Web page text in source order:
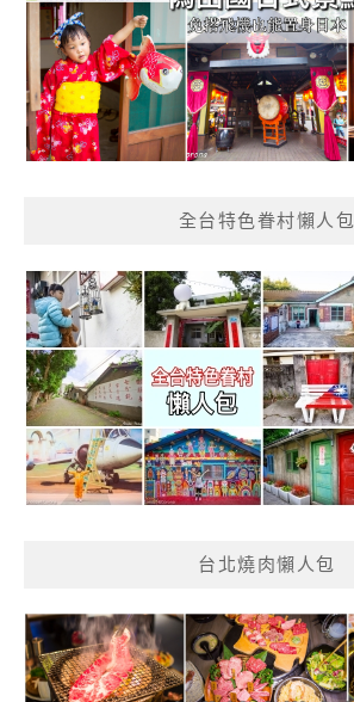
全台特色眷村懶人包
台北燒肉懶人包